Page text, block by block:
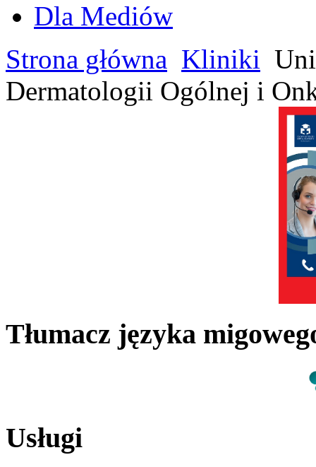
Dla Mediów
Strona główna Kliniki
Dermatologii Ogólnej i
Tłumacz języka
Usługi